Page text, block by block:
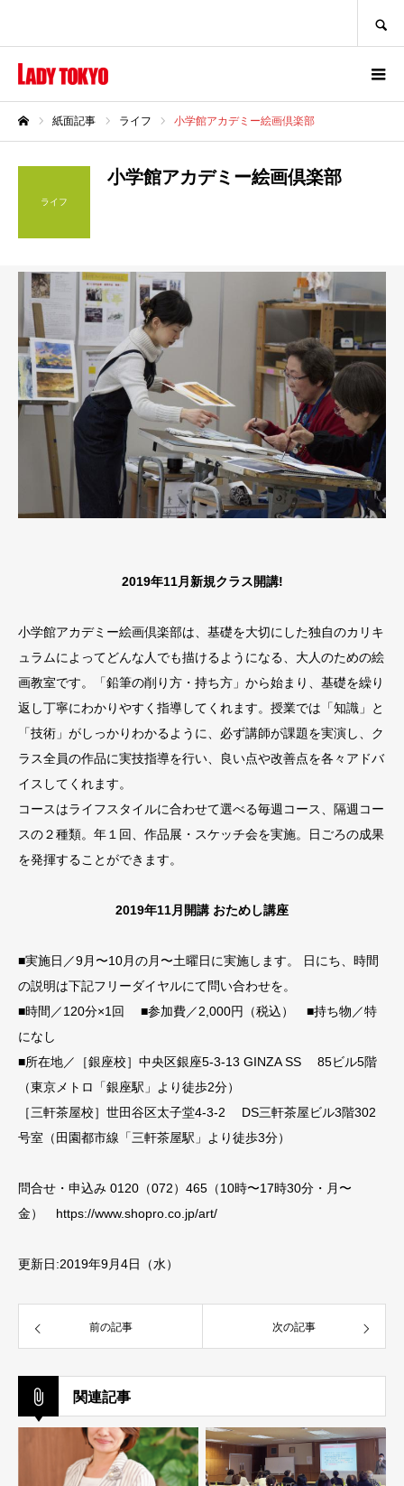
紙面記事 ライフ 小学館アカデミー絵画倶楽部
ライフ
小学館アカデミー絵画倶楽部
2019年11月新規クラス開講!
小学館アカデミー絵画倶楽部は、基礎を大切にした独自のカリキ
ュラムによってどんな人でも描けるようになる、大人のための絵
画教室です。「鉛筆の削り方・持ち方」から始まり、基礎を繰り
返し丁寧にわかりやすく指導してくれます。授業では「知識」と
「技術」がしっかりわかるように、必ず講師が課題を実演し、ク
ラス全員の作品に実技指導を行い、良い点や改善点を各々アドバ
イスしてくれます。
コースはライフスタイルに合わせて選べる毎週コース、隔週コー
スの２種類。年１回、作品展・スケッチ会を実施。日ごろの成果
を発揮することができます。
2019年11月開講 おためし講座
■実施日／9月〜10月の月〜土曜日に実施します。 日にち、時間
の説明は下記フリーダイヤルにて問い合わせを。
■時間／120分×1回 ■参加費／2,000円（税込） ■持ち物／特
になし
■所在地／［銀座校］中央区銀座5-3-13 GINZA SS 85ビル5階
（東京メトロ「銀座駅」より徒歩2分）
［三軒茶屋校］世田谷区太子堂4-3-2 DS三軒茶屋ビル3階302
号室（田園都市線「三軒茶屋駅」より徒歩3分）
問合せ・申込み 0120（072）465（10時〜17時30分・月〜
金） https://www.shopro.co.jp/art/
更新日:2019年9月4日（水）
前の記事 次の記事
関連記事